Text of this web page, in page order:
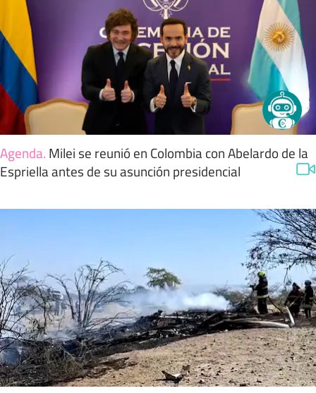
Agenda. Milei se reunió en Colombia con Abelardo de la
Espriella antes de su asunción presidencial